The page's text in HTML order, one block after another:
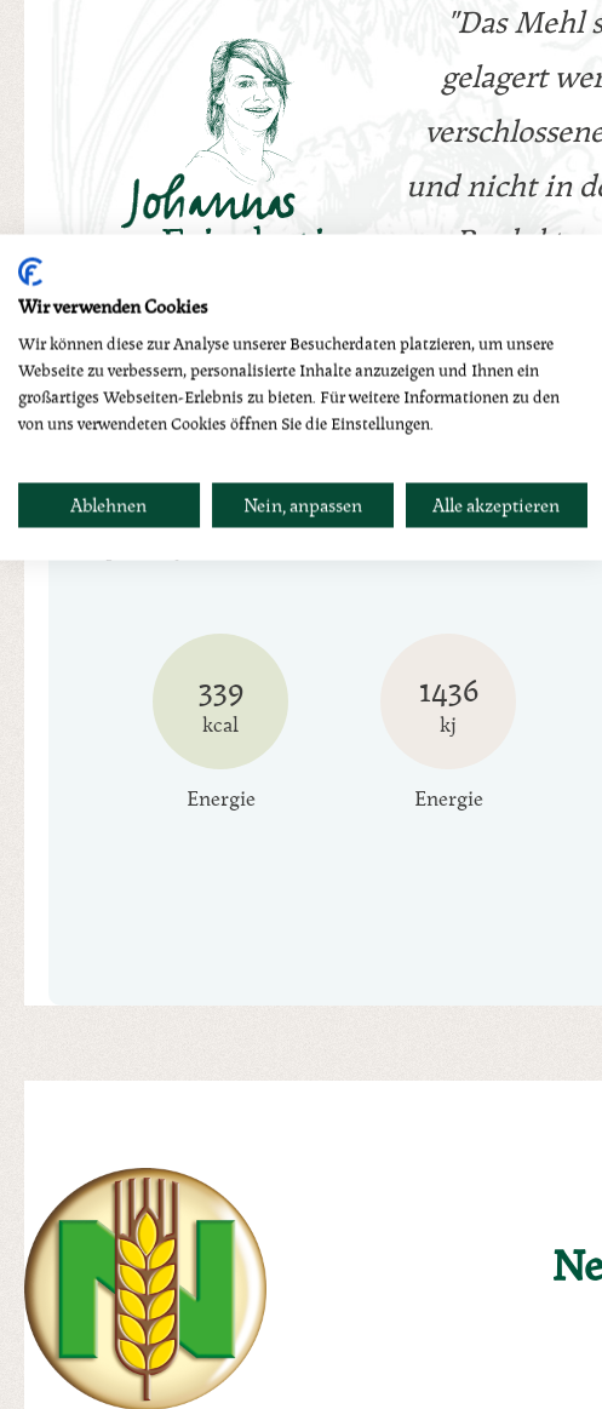
Wir verwenden Cookies
Wir können diese zur Analyse unserer Besucherdaten platzieren, um unsere
Webseite zu verbessern, personalisierte Inhalte anzuzeigen und Ihnen ein
großartiges Webseiten-Erlebnis zu bieten. Für weitere Informationen zu den
von uns verwendeten Cookies öffnen Sie die Einstellungen.
Ablehnen Nein, anpassen Alle akzeptieren
"Das
gelagert
und nicht in
Nährwerttabelle
339
kcal
Energie
1436
kj
Energie